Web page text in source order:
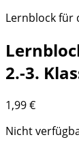
Lernblock für
2.-3.
1,99€
Nicht